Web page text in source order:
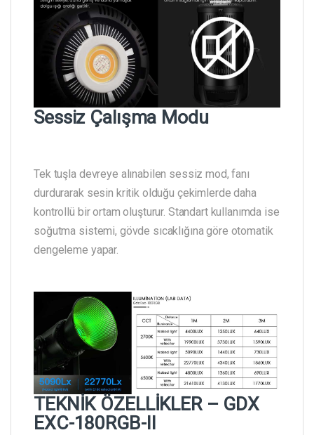
Sessiz Çalışma Modu
Tek tuşla devreye alınabilen sessiz mod, fanı
durdurarak sesin kritik olduğu çekimlerde daha
kontrollü bir ortam oluşturur. Standart kullanımda ise
soğutma sistemi, gövde sıcaklığına göre otomatik
dengeleme yapar.
TEKNİK ÖZELLİKLER – GDX
EXC-180RGB-II